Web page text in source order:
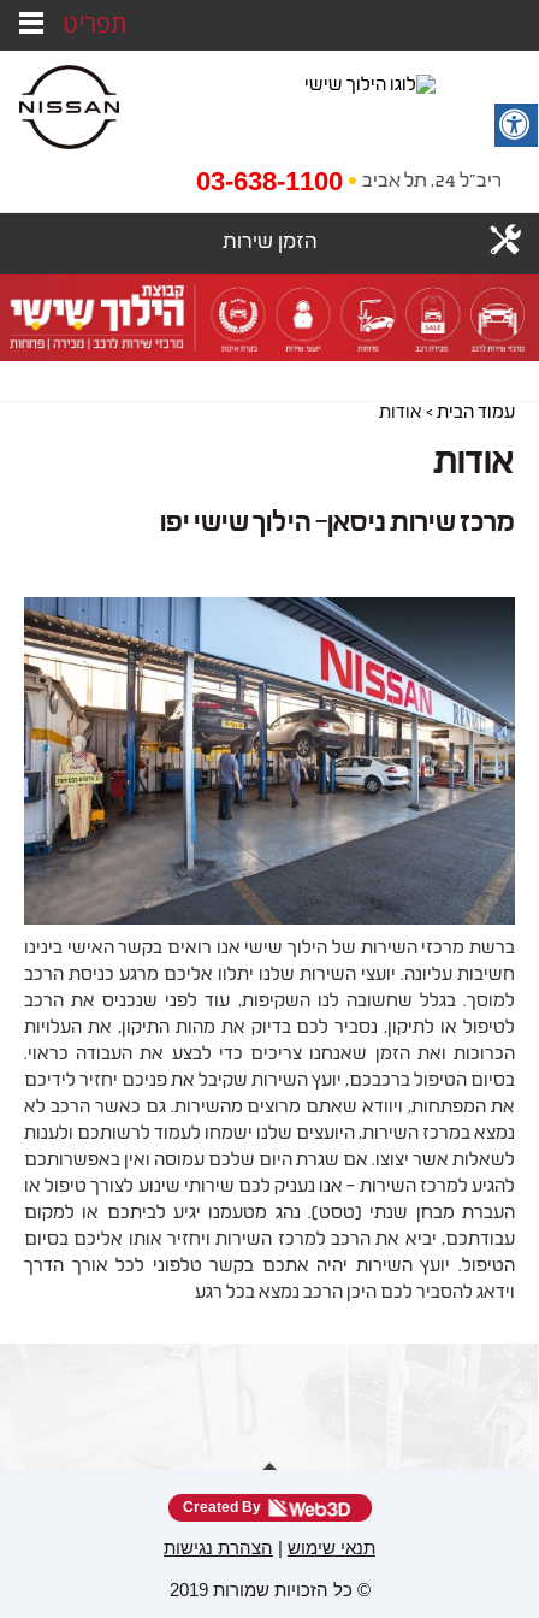
03-638-1100 ריב"ל 24, תל אביב
הזמן שירות
עמוד הבית> אודות
אודות
מרכז שירות ניסאן– הילוך שישי יפו
ברשת מרכזי השירות של הילוך שישי אנו רואים בקשר האישי בינינו
חשיבות עליונה. יועצי השירות שלנו יתלוו אליכם מרגע כניסת הרכב
למוסך. בגלל שחשובה לנו השקיפות, עוד לפני שנכניס את הרכב
לטיפול או לתיקון, נסביר לכם בדיוק את מהות התיקון, את העלויות
הכרוכות ואת הזמן שאנחנו צריכים כדי לבצע את העבודה כראוי.
בסיום הטיפול ברכבכם, יועץ השירות שקיבל את פניכם יחזיר לידיכם
את המפתחות, ויוודא שאתם מרוצים מהשירות. גם כאשר הרכב לא
נמצא במרכז השירות, היועצים שלנו ישמחו לעמוד לרשותכם ולענות
לשאלות אשר יצוצו. אם שגרת היום שלכם עמוסה ואין באפשרותכם
להגיע למרכז השירות – אנו נעניק לכם שירותי שינוע לצורך טיפול או
העברת מבחן שנתי (טסט). נהג מטעמנו יגיע לביתכם או למקום
עבודתכם, יביא את הרכב למרכז השירות ויחזיר אותו אליכם בסיום
הטיפול. יועץ השירות יהיה אתכם בקשר טלפוני לכל אורך הדרך
וידאג להסביר לכם היכן הרכב נמצא בכל רגע
Created By
תנאי שימוש | הצהרת נגישות
© כל הזכויות שמורות 2019
תפריט